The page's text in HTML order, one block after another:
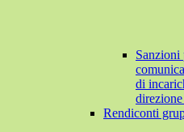
Sanzioni
di
Rendiconti